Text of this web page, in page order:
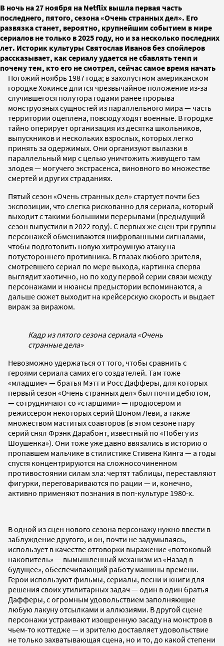
В ночь на 27 ноября на Netflix вышла первая часть
последнего, пятого, сезона «Очень странных дел». Его
развязка станет, вероятно, крупнейшим событием в мире
сериалов не только в 2025 году, но и за несколько последних
лет. Историк культуры Святослав Иванов без спойлеров
рассказывает, как сериалу удается не сбавлять темп и
почему тем, кто его не смотрел, сейчас самое время начать
Погожий ноябрь 1987 года; в захолустном американском
городке Хокинсе длится чрезвычайное положение из-за
случившегося полутора годами ранее прорыва
монструозных сущностей из параллельного мира — часть
территории оцеплена, повсюду ходят военные. В городке
тайно оперирует организация из десятка школьников,
выпускников и нескольких взрослых, которых легко
принять за одержимых. Они организуют вылазки в
параллельный мир с целью уничтожить живущего там
злодея — могучего экстрасенса, виновного во множестве
смертей и других страданиях.
Пятый сезон «Очень странных дел» стартует почти без
экспозиции, что слегка рискованно для сериала, который
выходит с такими большими перерывами (предыдущий
сезон выпустили в 2022 году). С первых же сцен три группы
персонажей обмениваются шифрованными сигналами,
чтобы подготовить новую хитроумную атаку на
потустороннего противника. В глазах любого зрителя,
смотревшего сериал по мере выхода, картинка сперва
выглядит хаотично, но по ходу первой серии связи между
персонажами и нюансы предыстории вспоминаются, а
дальше сюжет выходит на крейсерскую скорость и выдает
вираж за виражом.
Кадр из пятого сезона сериала «Очень
странные дела»
Невозможно удержаться от того, чтобы сравнить с
героями сериала самих его создателей. Там тоже
«младшие» — братья Мэтт и Росс Дафферы, для которых
первый сезон «Очень странных дел» был почти дебютом,
— сотрудничают со «старшими» — продюсером и
режиссером некоторых серий Шоном Леви, а также
множеством маститых соавторов (в этом сезоне пару
серий снял Фрэнк Дарабонт, известный по «Побегу из
Шоушенка»). Они тоже уже давно ввязались в историю о
пропавшем мальчике в стилистике Стивена Кинга — а годы
спустя концентрируются на сложносочиненном
противостоянии силам зла: чертят таблицы, переставляют
фигурки, переговариваются по рации — и, конечно,
активно применяют познания в поп-культуре 1980-х.
В одной из сцен нового сезона персонажу нужно ввести в
заблуждение другого, и он, почти не задумываясь,
использует в качестве отговорки выражение «потоковый
накопитель» — вымышленный механизм из «Назад в
будущее», обеспечивающий работу машины времени.
Герои используют фильмы, сериалы, песни и книги для
решения своих утилитарных задач — один в один братья
Дафферы, с огромным удовольствием заполняющие
любую лакуну отсылками и аллюзиями. В другой сцене
персонажи устраивают изощренную засаду на монстров в
чьем-то коттедже — и зрителю доставляет удовольствие
не только захватывающая сцена, но и то, до какой степени